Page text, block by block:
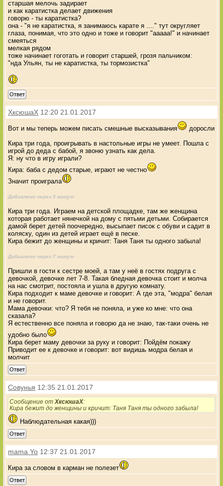
старшая мелочь задирает
и как каратистка делает движения
говорю - ты каратистка?
она - "я не каратистка, я занимаюсь карате я ...." тут округляет
глаза, понимая, что это одно и тоже и говорит "ааааа!" и начинает
смеяться
мелкая рядом
тоже начинает гоготать и говорит старшей, грозя пальчиком:
"нда Ульян, ты не каратистка, ты тормозистка"
Ответ
XксюшаX 12:20 21.01.2017
Вот и мы теперь можем писать смешные высказывания
доросли
Кира три года, проигрывать в настольные игры не умеет. Пошла с
игрой до деда с бабой, я звоню узнать как дела.
Я: ну что в игру играли?
Кира: баба с дедом старые, играют не честно
Значит проиграла
Добавлено через 5 минут
Кира три года. Играем на детской площадке, там же женщина
которая работает нянечкой на дому с пятьми детьми. Собирается
дамой берет детей поочередно, высыпает писок с обуви и садит в
коляску, один из детей играет ещё в песке.
Кира бежит до женщины и кричит: Таня Таня ты одного забыла!
Добавлено через 7 минут
Пришли в гости к сестре моей, а там у неё в гостях подруга с
девочкой, девочке лет 7-8. Такая бледная девочка стоит и молча
на нас смотрит, постояла и ушла в другую комнату.
Кира подходит к маме девочке и говорит: А где эта, "модра" белая
и не говорит.
Мама девочки: что? Я тебя не поняла, и уже ко мне: что она
сказала?
Я естественно все поняла и говорю да не знаю, так-таки очень не
удобно было
Кира берет маму девочки за руку и говорит: Пойдём покажу
Приводит ее к девочке и говорит: вот видишь модра белая и
молчит
Ответ
Совунья 12:35 21.01.2017
Сообщение от XксюшаX:
Кира бежит до женщины и кричит: Таня Таня ты одного забыла!
Наблюдательная какая)))
Ответ
mama Yo 12:37 21.01.2017
Кира за словом в карман не полезет
Ответ